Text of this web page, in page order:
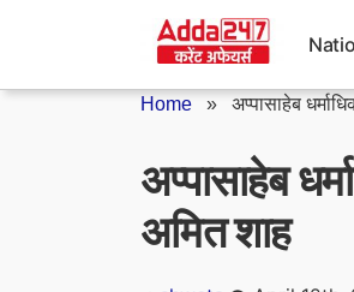
Home » अप्पासाहेब
अप्पासाहेब
अमित शाह